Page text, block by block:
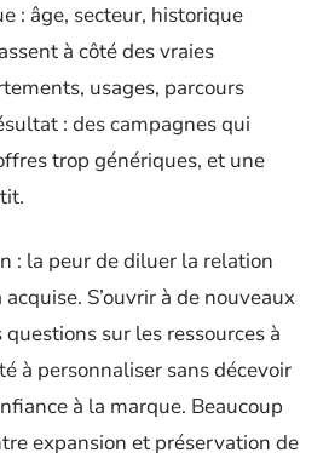
: âge, secteur, historique
à côté des vraies
usages, parcours
: des campagnes qui
trop génériques, et une
: la peur de diluer la relation
S’ouvrir à de nouveaux
sur les ressources à
à personnaliser sans décevoir
à la marque. Beaucoup
expansion et préservation de